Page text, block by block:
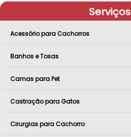
Serviços
Acessório para Cachorros
Banhos e Tosas
Camas para Pet
Castração para Gatos
Cirurgias para Cachorro